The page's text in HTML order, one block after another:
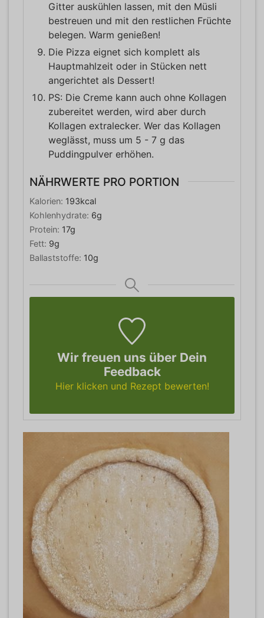
Gitter auskühlen lassen, mit den Müsli
bestreuen und mit den restlichen Früchte
belegen. Warm genießen!
Die Pizza eignet sich komplett als
Hauptmahlzeit oder in Stücken nett
angerichtet als Dessert!
PS: Die Creme kann auch ohne Kollagen
zubereitet werden, wird aber durch
Kollagen extralecker. Wer das Kollagen
weglässt, muss um 5 - 7 g das
Puddingpulver erhöhen.
NÄHRWERTE PRO PORTION
Kalorien: 193kcal
Kohlenhydrate: 6g
Protein: 17g
Fett: 9g
Ballaststoffe: 10g
Wir freuen uns über Dein
Feedback
Hier klicken und Rezept bewerten!